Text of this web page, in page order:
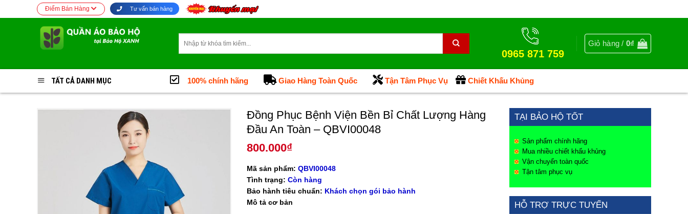
qua
Điểm Bán Hàng Tư vấn bán hàng
kiếm:
0965 871 759
Giỏ hàng /0₫
TẤT CẢ DANH MỤC 100% chính hãng Chiết Khấu Khủng
Giao Hàng Toàn Quốc Tận Tâm Phục Vụ
Đồng Phục Bệnh Viện Bền Bỉ Chất Lượng Hàng
Đầu An Toàn – QBVI00048
800.000₫
Mã sản phẩm: QBVI00048
Tình trạng: Còn hàng
Bảo hành tiêu chuẩn: Khách chọn gói bảo hành
Mô tả cơ bản
TẠI BẢO HỘ TỐT
Sản phẩm chính hãng
Mua nhiều chiết khấu khủng
Vận chuyển toàn quốc
Tận tâm phục vụ
HỖ TRỢ TRỰC TUYẾN